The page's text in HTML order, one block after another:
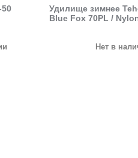
Удилище зимнее
Blue Fox 70PL /
Нет в